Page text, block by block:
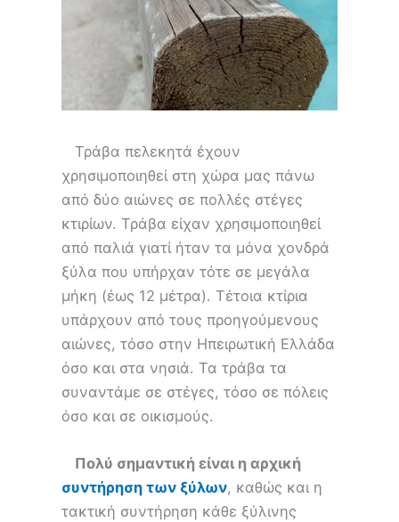
Τράβα πελεκητά έχουν
χρησιμοποιηθεί στη χώρα μας πάνω
από δύο αιώνες σε πολλές στέγες
κτιρίων. Τράβα είχαν χρησιμοποιηθεί
από παλιά γιατί ήταν τα μόνα χονδρά
ξύλα που υπήρχαν τότε σε μεγάλα
μήκη (έως 12 μέτρα). Τέτοια κτίρια
υπάρχουν από τους προηγούμενους
αιώνες, τόσο στην Ηπειρωτική Ελλάδα
όσο και στα νησιά. Τα τράβα τα
συναντάμε σε στέγες, τόσο σε πόλεις
όσο και σε οικισμούς.
Πολύ σημαντική είναι η αρχική
συντήρηση των ξύλων, καθώς και η
τακτική συντήρηση κάθε ξύλινης